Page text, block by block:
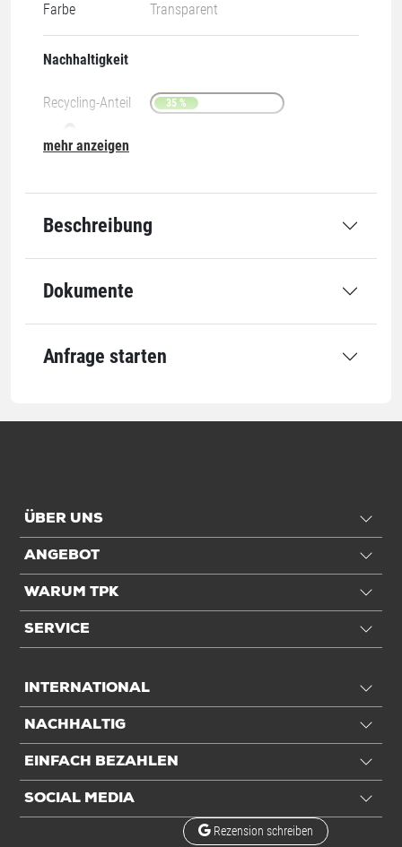
Farbe
Transparent
Nachhaltigkeit
Recycling-Anteil 35 %
07-O
Rollenbreite
Qualität
VE: 6 Rolle
mehr anzeigen
Beschreibung
Dokumente
Anfrage starten
ÜBER UNS
ANGEBOT
WARUM TPK
SERVICE
INTERNATIONAL
NACHHALTIG
EINFACH BEZAHLEN
SOCIAL MEDIA
Rezension schreiben